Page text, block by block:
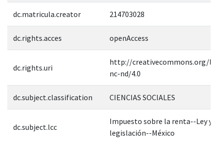
dc.matricula.creator 214703028
dc.rights.acces openAccess
dc.rights.uri
http://creativecommons.org/
nc-nd/4.0
dc.subject.classification CIENCIAS SOCIALES
dc.subject.lcc
Impuesto sobre la renta--Ley y
legislación--México